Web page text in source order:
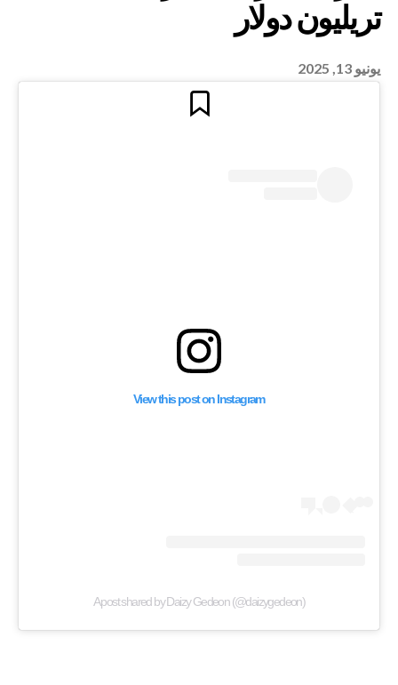
ناشطة السلام في
بينك، تُطرد من
يونيو 13, 2025
View this post on Instagram
A post shared by Daizy Gedeon (@daizygedeon)